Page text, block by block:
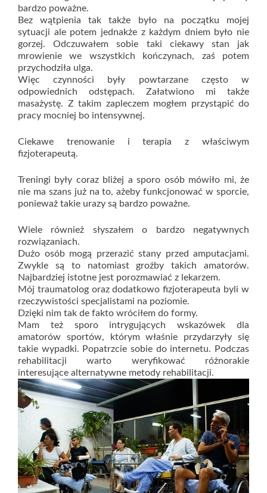
bardzo poważne.
Bez wątpienia tak także było na początku mojej
sytuacji ale potem jednakże z każdym dniem było nie
gorzej. Odczuwałem sobie taki ciekawy stan jak
mrowienie we wszystkich kończynach, zaś potem
przychodziła ulga.
Więc czynności były powtarzane często w
odpowiednich odstępach. Załatwiono mi także
masażystę. Z takim zapleczem mogłem przystąpić do
pracy mocniej bo intensywnej.
Ciekawe trenowanie i terapia z właściwym
fizjoterapeutą.
Treningi były coraz bliżej a sporo osób mówiło mi, że
nie ma szans już na to, ażeby funkcjonować w sporcie,
ponieważ takie urazy są bardzo poważne.
Wiele również słyszałem o bardzo negatywnych
rozwiązaniach.
Dużo osób mogą przerazić stany przed amputacjami.
Zwykle są to natomiast groźby takich amatorów.
Najbardziej istotne jest porozmawiać z lekarzem.
Mój traumatolog oraz dodatkowo fizjoterapeuta byli w
rzeczywistości specjalistami na poziomie.
Dzięki nim tak de fakto wróciłem do formy.
Mam też sporo intrygujących wskazówek dla
amatorów sportów, którym właśnie przydarzyły się
takie wypadki. Popatrzcie sobie do internetu. Podczas
rehabilitacji warto weryfikować różnorakie
interesujące alternatywne metody rehabilitacji.